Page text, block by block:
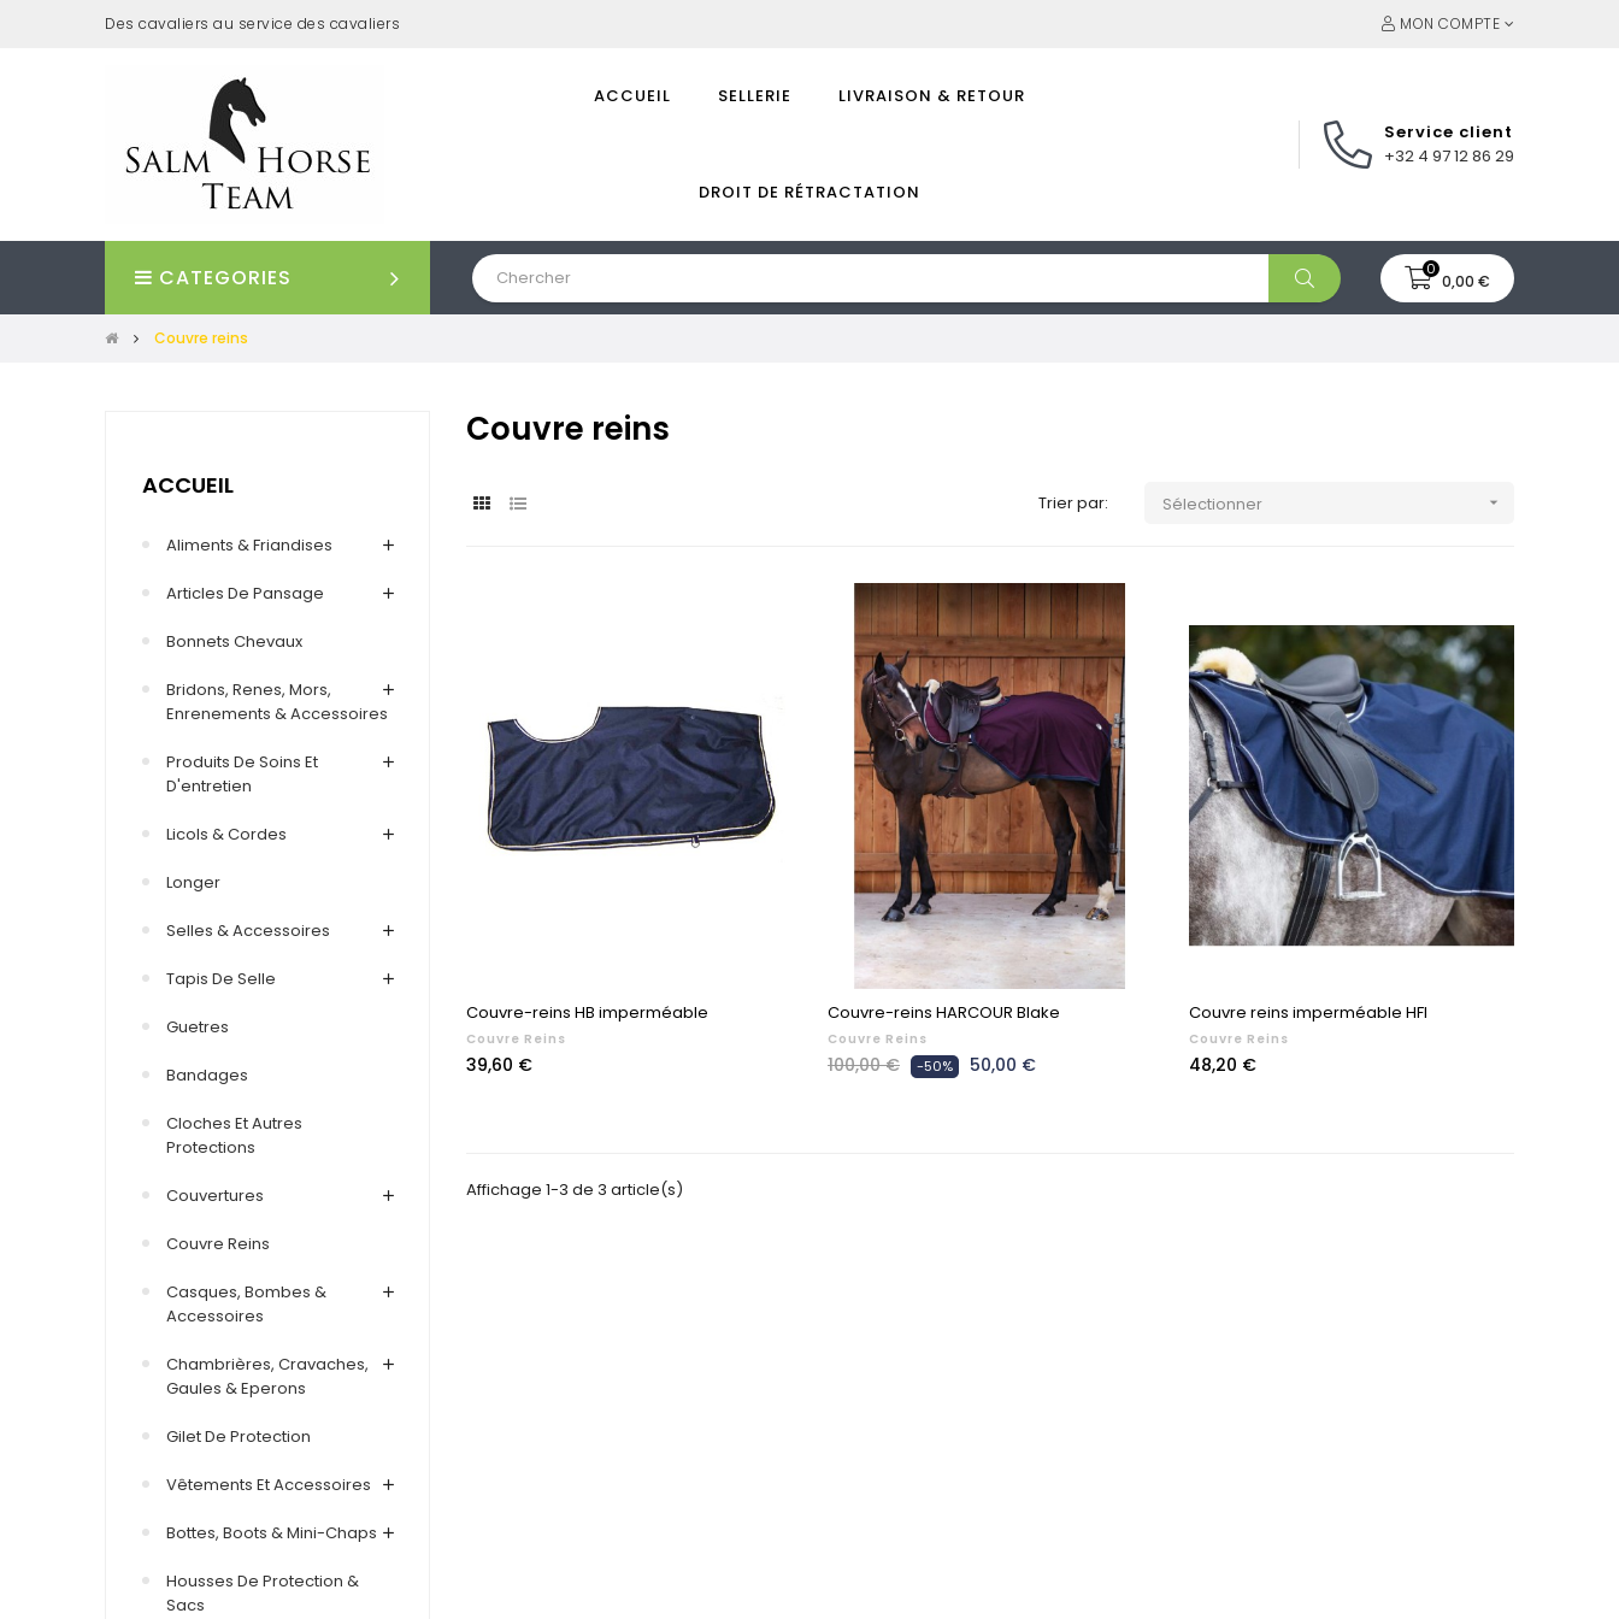
Des cavaliers au service des cavaliers MON COMPTE
ACCUEIL SELLERIE LIVRAISON & RETOUR
DROIT DE RÉTRACTATION
Service client
+32 4 97 12 86 29
CATEGORIES 0
0,00 €
Couvre reins
ACCUEIL
Aliments & Friandises
Articles De Pansage
Bonnets Chevaux
Bridons, Renes, Mors,
Enrenements & Accessoires
Produits De Soins Et
D'entretien
Licols & Cordes
Longer
Selles & Accessoires
Tapis De Selle
Guetres
Bandages
Cloches Et Autres
Protections
Couvertures
Couvre Reins
Casques, Bombes &
Accessoires
Chambrières, Cravaches,
Gaules & Eperons
Gilet De Protection
Vêtements Et Accessoires
Bottes, Boots & Mini-Chaps
Housses De Protection &
Sacs
Couvre reins
Trier par: Sélectionner 
Couvre-reins HB imperméable
Couvre Reins
Prix
39,60 €
Couvre-reins HARCOUR Blake
Couvre Reins
Prix
100,00 € -50% Prix
50,00 €
Couvre reins imperméable HFI
Couvre Reins
Prix
48,20 €
Affichage 1-3 de 3 article(s)